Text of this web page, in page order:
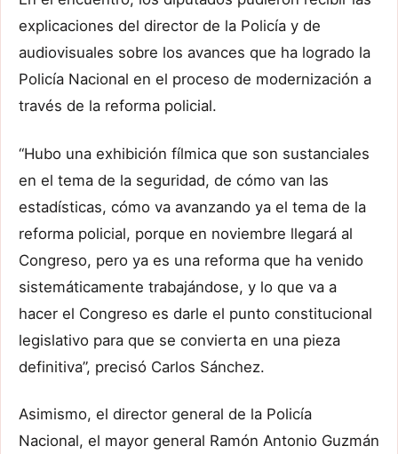
explicaciones del director de la Policía y de
audiovisuales sobre los avances que ha logrado la
Policía Nacional en el proceso de modernización a
través de la reforma policial.
“Hubo una exhibición fílmica que son sustanciales
en el tema de la seguridad, de cómo van las
estadísticas, cómo va avanzando ya el tema de la
reforma policial, porque en noviembre llegará al
Congreso, pero ya es una reforma que ha venido
sistemáticamente trabajándose, y lo que va a
hacer el Congreso es darle el punto constitucional
legislativo para que se convierta en una pieza
definitiva”, precisó Carlos Sánchez.
Asimismo, el director general de la Policía
Nacional, el mayor general Ramón Antonio Guzmán